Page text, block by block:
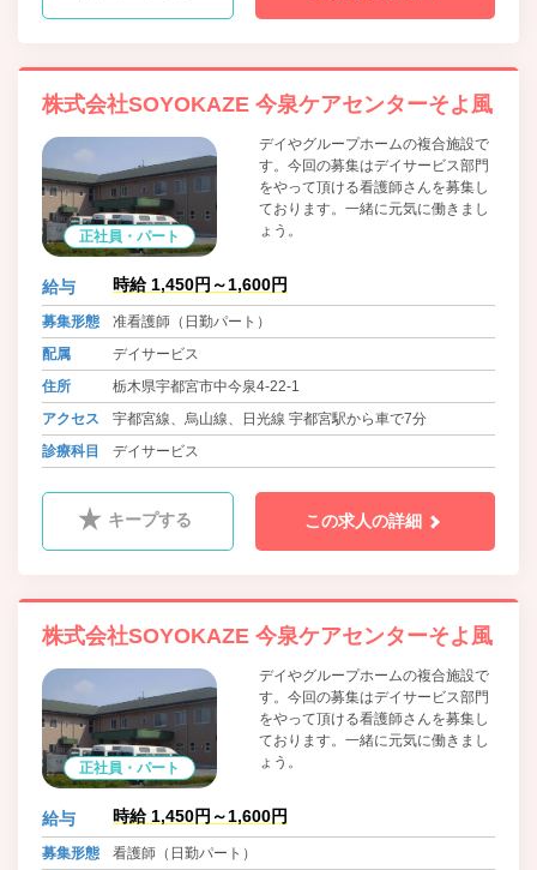
株式会社SOYOKAZE 今泉ケアセンターそよ風
正社員・パート
デイやグループホームの複合施設で
す。今回の募集はデイサービス部門
をやって頂ける看護師さんを募集し
ております。一緒に元気に働きまし
ょう。
給与 時給 1,450円～1,600円
募集形態
准看護師（日勤パート）
配属
デイサービス
住所
栃木県宇都宮市中今泉4-22-1
アクセス
宇都宮線、烏山線、日光線 宇都宮駅から車で7分
診療科目
デイサービス
キープする この求人の詳細
株式会社SOYOKAZE 今泉ケアセンターそよ風
正社員・パート
デイやグループホームの複合施設で
す。今回の募集はデイサービス部門
をやって頂ける看護師さんを募集し
ております。一緒に元気に働きまし
ょう。
給与 時給 1,450円～1,600円
募集形態
看護師（日勤パート）